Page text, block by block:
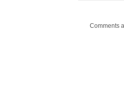
Comments